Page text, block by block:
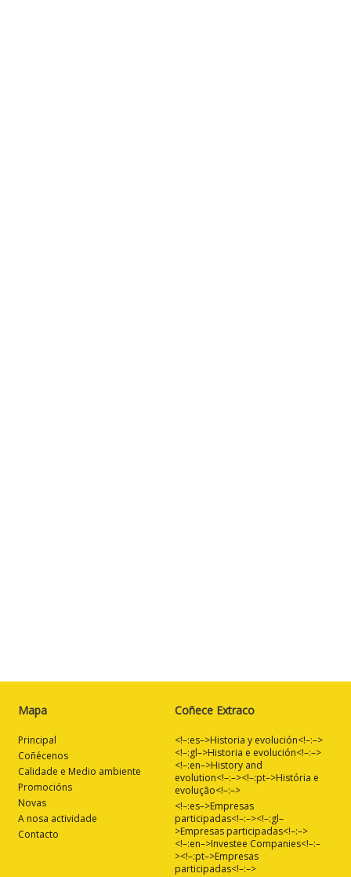
Mapa
Principal
Coñécenos
Calidade e Medio ambiente
Promocións
Novas
A nosa actividade
Contacto
Coñece Extraco
<!–:es–>Historia y evolución<!–:–>
<!–:gl–>Historia e evolución<!–:–>
<!–:en–>History and
evolution<!–:–><!–:pt–>História e
evolução<!–:–>
<!–:es–>Empresas
participadas<!–:–><!–:gl–
>Empresas participadas<!–:–>
<!–:en–>Investee Companies<!–:–
><!–:pt–>Empresas
participadas<!–:–>